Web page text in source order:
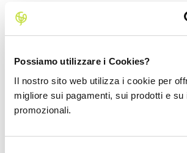
Possiamo utilizzare i Cookies?
Il nostro sito web utilizza i cookie per
migliore sui pagamenti, sui prodotti e su
promozionali.
Biorfarm vi aspetta!
Commenti (17)